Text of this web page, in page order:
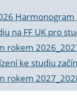
na FF UK pro
rokem
ke studiu
rokem